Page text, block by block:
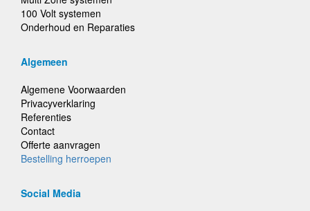
100 Volt systemen
Onderhoud en Reparaties
Algemeen
Algemene Voorwaarden
Privacyverklaring
Referenties
Contact
Offerte aanvragen
Bestelling herroepen
Social Media